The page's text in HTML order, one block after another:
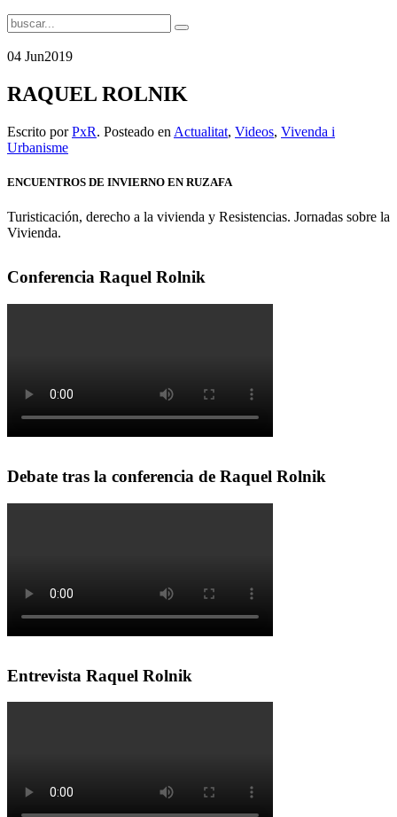
04 Jun2019
RAQUEL ROLNIK
Escrito porPxR. Posteado en Actualitat, Videos, Vivenda i
Urbanisme
ENCUENTROS DE INVIERNO EN RUZAFA
Turisticación, derecho a la vivienda y Resistencias. Jornadas sobre la
Vivienda.
Conferencia Raquel Rolnik
Debate tras la conferencia de Raquel Rolnik
Entrevista Raquel Rolnik